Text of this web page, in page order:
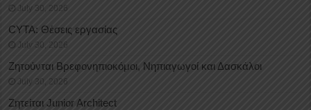
July 30, 2026
CYTA: Θέσεις εργασίας
July 30, 2026
Ζητούνται Βρεφονηπιοκόμοι, Νηπιαγωγοί και Δασκάλοι
July 30, 2026
Ζητείται Junior Architect